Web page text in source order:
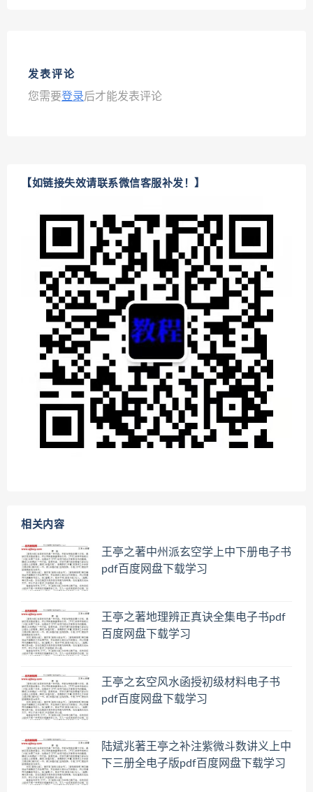
发表评论
您需要登录后才能发表评论
【如链接失效请联系微信客服补发！】
相关内容
王亭之著中州派玄空学上中下册电子书
pdf百度网盘下载学习
王亭之著地理辨正真诀全集电子书pdf
百度网盘下载学习
王亭之玄空风水函授初级材料电子书
pdf百度网盘下载学习
陆斌兆著王亭之补注紫微斗数讲义上中
下三册全电子版pdf百度网盘下载学习